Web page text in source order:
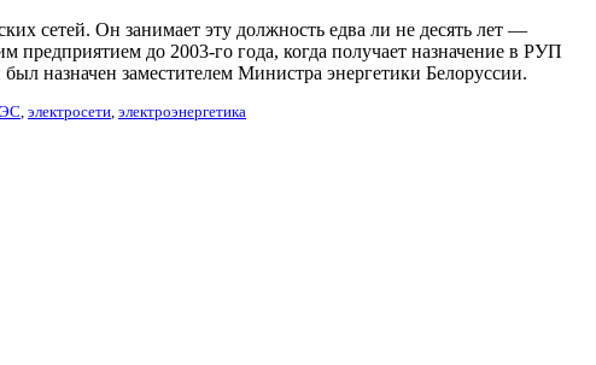
сетей. Он занимает эту должность едва ли не десять лет —
предприятием до 2003-го года, когда получает назначение в РУП
назначен заместителем Министра энергетики Белоруссии.
, электросети, электроэнергетика